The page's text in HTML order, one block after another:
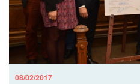
08/02/2017